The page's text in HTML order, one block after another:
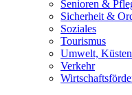
Senioren &
Sicherheit &
Soziales
Tourismus
Umwelt,
Verkehr